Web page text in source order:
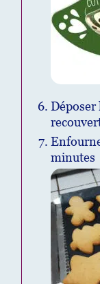
Déposer
minutes